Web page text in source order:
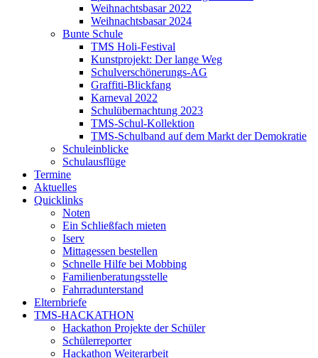
Weihnachtsbasar 2022
Weihnachtsbasar 2024
Bunte Schule
TMS Holi-Festival
Kunstprojekt: Der lange Weg
Schulverschönerungs-AG
Graffiti-Blickfang
Karneval 2022
Schulübernachtung 2023
TMS-Schul-Kollektion
TMS-Schulband auf dem Markt der Demokratie
Schuleinblicke
Schulausflüge
Termine
Aktuelles
Quicklinks
Noten
Ein Schließfach mieten
Iserv
Mittagessen bestellen
Schnelle Hilfe bei Mobbing
Familienberatungsstelle
Fahrradunterstand
Elternbriefe
TMS-HACKATHON
Hackathon Projekte der Schüler
Schülerreporter
Hackathon Weiterarbeit